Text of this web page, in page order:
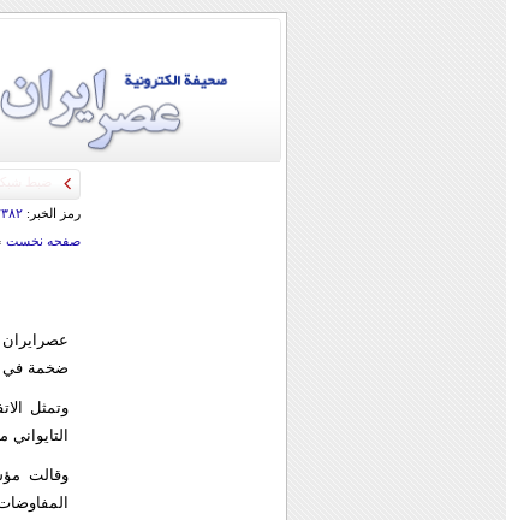
رمز الخبر:
صفحه نخست
عصرایران
ضخمة في
وتمثل
وقالت